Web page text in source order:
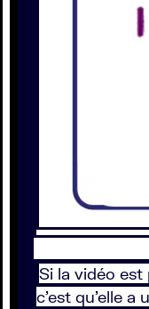
Si la vidéo est
c’est qu’elle